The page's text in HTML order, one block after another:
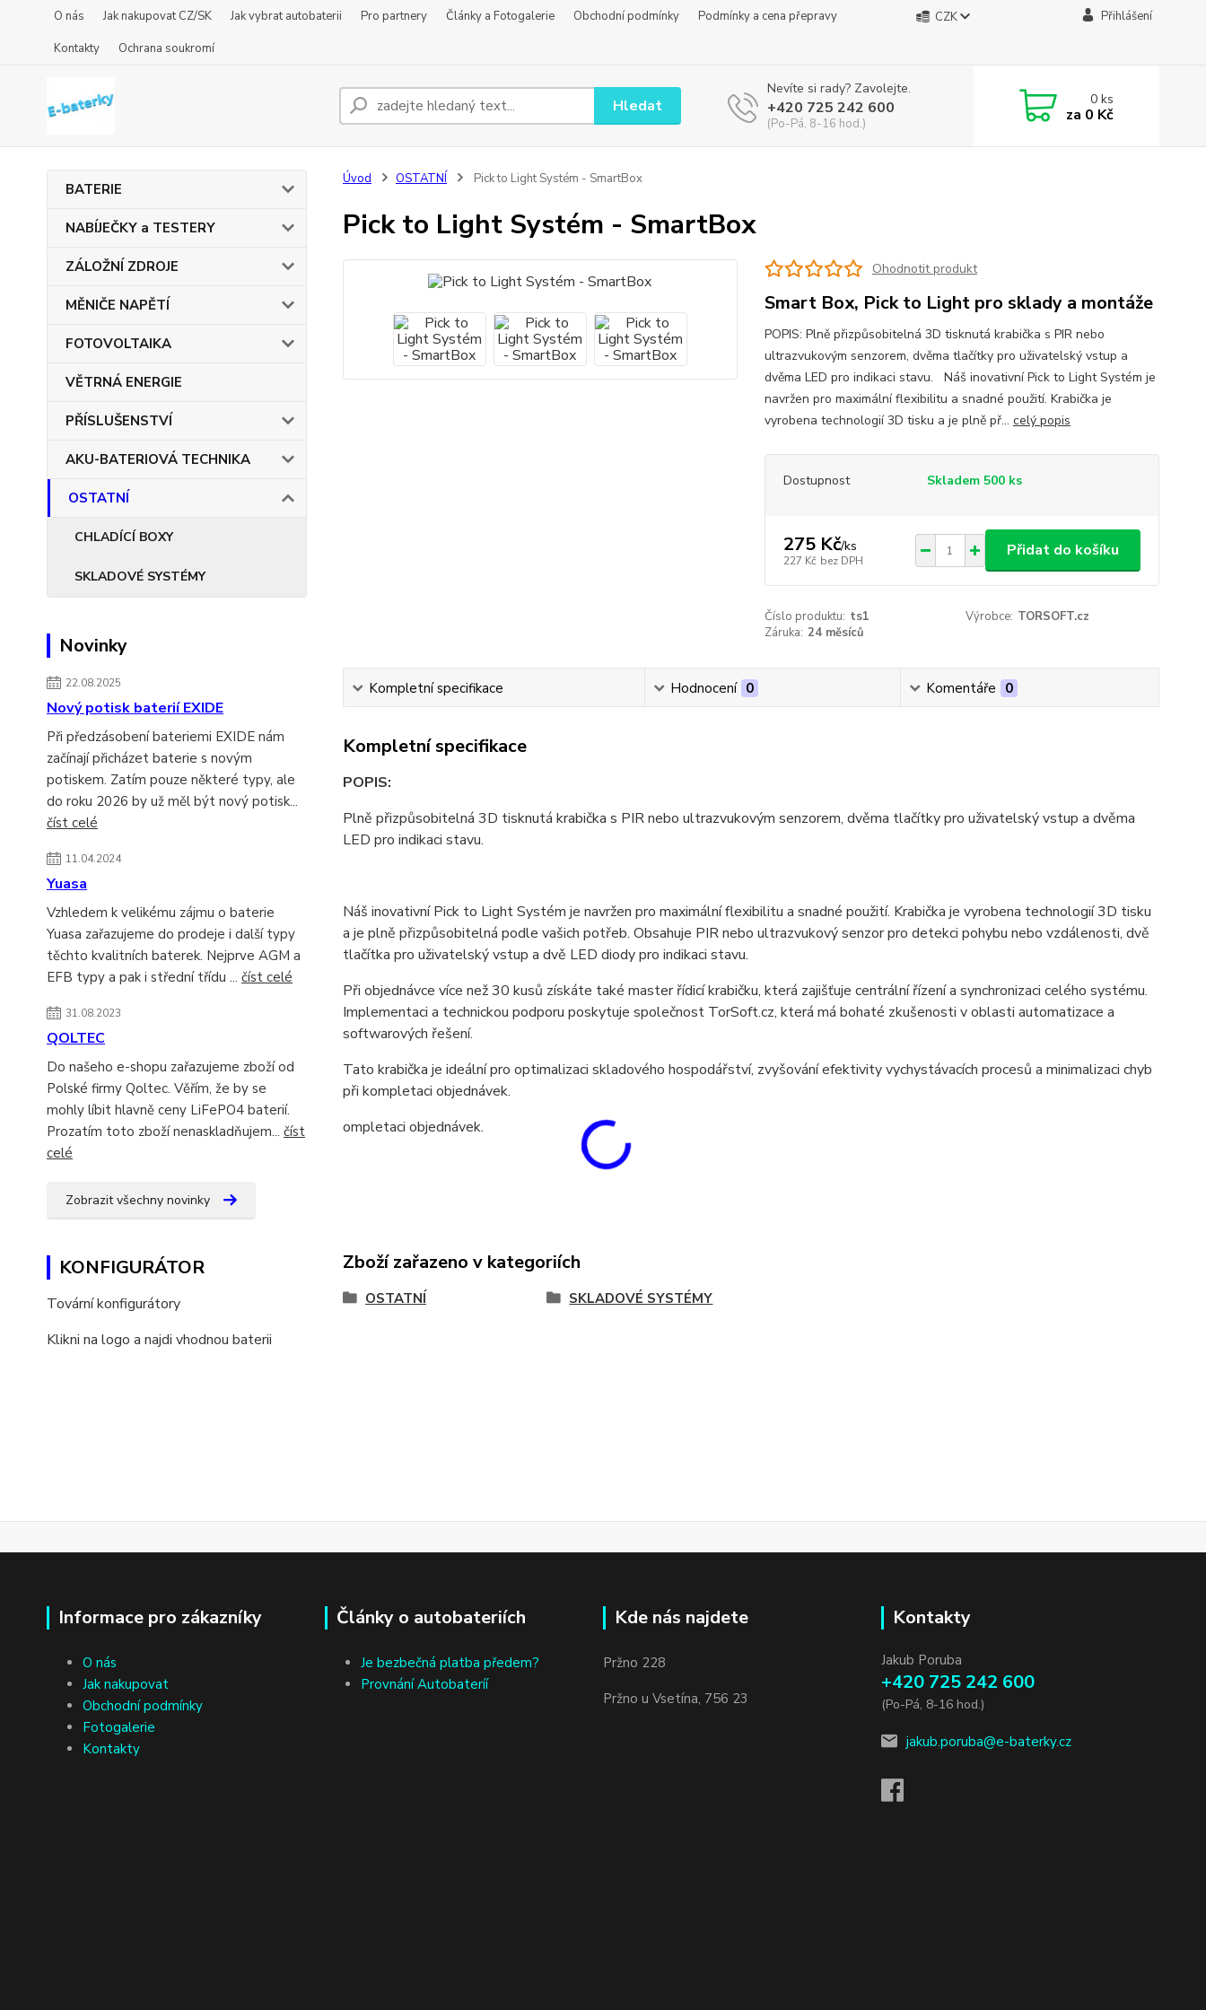
O nás Jak nakupovat CZ/SK Jak vybrat autobaterii Pro partnery Články a Fotogalerie Obchodní podmínky
Podmínky a cena přepravy
Kontakty
Ochrana soukromí
CZK Přihlášení
Hledat
Nevíte si rady? Zavolejte.
+420 725 242 600
(Po-Pá, 8-16 hod.)
0ks
za 0 Kč
BATERIE
NABÍJEČKY a TESTERY
ZÁLOŽNÍ ZDROJE
MĚNIČE NAPĚTÍ
FOTOVOLTAIKA
VĚTRNÁ ENERGIE
PŘÍSLUŠENSTVÍ
AKU-BATERIOVÁ TECHNIKA
OSTATNÍ
CHLADÍCÍ BOXY
SKLADOVÉ SYSTÉMY
Novinky
22.08.2025
Nový potisk baterií EXIDE
Při předzásobení bateriemi EXIDE nám
začínají přicházet baterie s novým
potiskem. Zatím pouze některé typy, ale
do roku 2026 by už měl být nový potisk...
číst celé
11.04.2024
Yuasa
Vzhledem k velikému zájmu o baterie
Yuasa zařazujeme do prodeje i další typy
těchto kvalitních baterek. Nejprve AGM a
EFB typy a pak i střední třídu ... číst celé
31.08.2023
QOLTEC
Do našeho e-shopu zařazujeme zboží od
Polské firmy Qoltec. Věřím, že by se
mohly líbit hlavně ceny LiFePO4 baterií.
Prozatím toto zboží nenaskladňujem... číst
celé
Zobrazit všechny novinky
KONFIGURÁTOR
Tovární konfigurátory
Klikni na logo a najdi vhodnou baterii
Úvod OSTATNÍ Pick to Light Systém - SmartBox
Pick to Light Systém - SmartBox
Ohodnotit produkt
Smart Box, Pick to Light pro sklady a montáže
POPIS: Plně přizpůsobitelná 3D tisknutá krabička s PIR nebo
ultrazvukovým senzorem, dvěma tlačítky pro uživatelský vstup a
dvěma LED pro indikaci stavu. Náš inovativní Pick to Light Systém je
navržen pro maximální flexibilitu a snadné použití. Krabička je
vyrobena technologií 3D tisku a je plně př... celý popis
Dostupnost Skladem 500 ks
275 Kč/ks
227 Kč bez DPH
Přidat do košíku
Číslo produktu: ts1 Výrobce: TORSOFT.cz
Záruka: 24 měsíců
Kompletní specifikace Hodnocení 0 Komentáře 0
Kompletní specifikace
POPIS:
Plně přizpůsobitelná 3D tisknutá krabička s PIR nebo ultrazvukovým senzorem, dvěma tlačítky pro uživatelský vstup a dvěma
LED pro indikaci stavu.
Náš inovativní Pick to Light Systém je navržen pro maximální flexibilitu a snadné použití. Krabička je vyrobena technologií 3D tisku
a je plně přizpůsobitelná podle vašich potřeb. Obsahuje PIR nebo ultrazvukový senzor pro detekci pohybu nebo vzdálenosti, dvě
tlačítka pro uživatelský vstup a dvě LED diody pro indikaci stavu.
Při objednávce více než 30 kusů získáte také master řídicí krabičku, která zajišťuje centrální řízení a synchronizaci celého systému.
Implementaci a technickou podporu poskytuje společnost TorSoft.cz, která má bohaté zkušenosti v oblasti automatizace a
softwarových řešení.
Tato krabička je ideální pro optimalizaci skladového hospodářství, zvyšování efektivity vychystávacích procesů a minimalizaci chyb
při kompletaci objednávek.
ompletaci objednávek.
Zboží zařazeno v kategoriích
OSTATNÍ SKLADOVÉ SYSTÉMY
Informace pro zákazníky
O nás
Jak nakupovat
Obchodní podmínky
Fotogalerie
Kontakty
Články o autobateriích
Je bezbečná platba předem?
Provnání Autobateríí
Kde nás najdete
Pržno 228
Pržno u Vsetína, 756 23
Kontakty
Jakub Poruba
+420 725 242 600
(Po-Pá, 8-16 hod.)
jakub.poruba@e-baterky.cz